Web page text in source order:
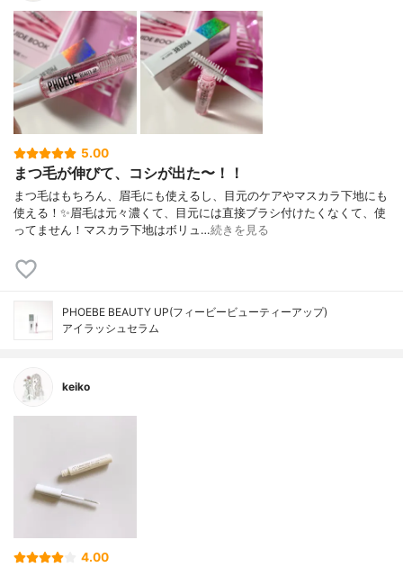
5.00
まつ毛が伸びて、コシが出た〜！！
まつ毛はもちろん、眉毛にも使えるし、目元のケアやマスカラ下地にも
使える！✨眉毛は元々濃くて、目元には直接ブラシ付けたくなくて、使
ってません！マスカラ下地はボリュ…続きを見る
PHOEBE BEAUTY UP(フィービービューティーアップ)
アイラッシュセラム
keiko
4.00